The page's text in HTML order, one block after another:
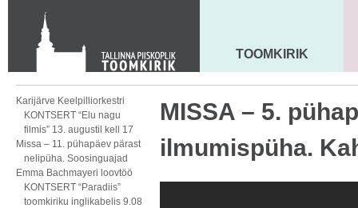
KONTAKT
Toom-Kooli 6, 10130 TALLINN
tallinna.toom@eelk.ee
MAARJA KIRIK
TOOMKIRIK
Karijärve Keelpilliorkestri
KONTSERT “Elu nagu
filmis” 13. augustil kell 17
Missa – 11. pühapäev pärast
nelipüha. Soosinguajad
Emma Bachmayeri loovtöö
KONTSERT “Paradiis”
toomkiriku inglikabelis 9.08
MISSA – 5.
ilmumispüha.